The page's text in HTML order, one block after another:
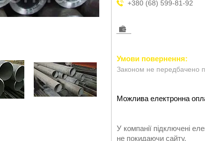
+380 (68) 599-81-92
Законом не передбачено
У компанії підключені
не покидаючи сайту.